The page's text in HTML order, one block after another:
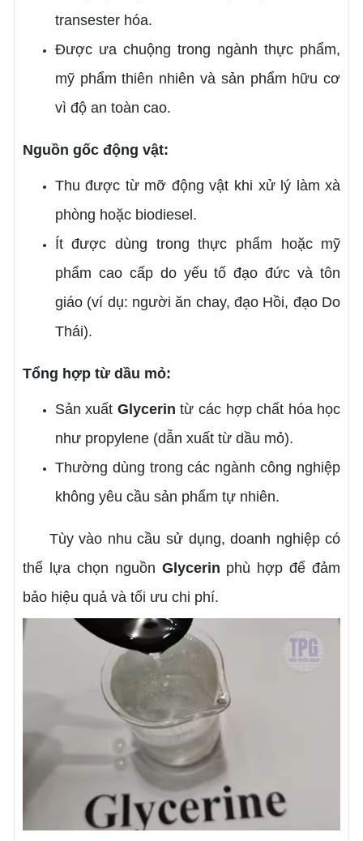
transester hóa.
Được ưa chuộng trong ngành thực phẩm,
mỹ phẩm thiên nhiên và sản phẩm hữu cơ
vì độ an toàn cao.
Nguồn gốc động vật:
Thu được từ mỡ động vật khi xử lý làm xà
phòng hoặc biodiesel.
Ít được dùng trong thực phẩm hoặc mỹ
phẩm cao cấp do yếu tố đạo đức và tôn
giáo (ví dụ: người ăn chay, đạo Hồi, đạo Do
Thái).
Tổng hợp từ dầu mỏ:
Sản xuất Glycerin từ các hợp chất hóa học
như propylene (dẫn xuất từ dầu mỏ).
Thường dùng trong các ngành công nghiệp
không yêu cầu sản phẩm tự nhiên.
Tùy vào nhu cầu sử dụng, doanh nghiệp có
thể lựa chọn nguồn Glycerin phù hợp để đảm
bảo hiệu quả và tối ưu chi phí.